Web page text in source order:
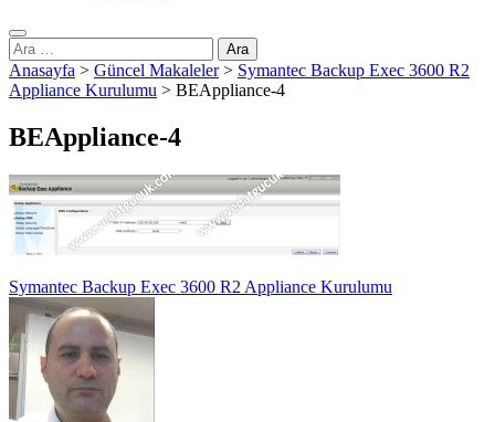
Arama:
Anasayfa > Güncel Makaleler> Symantec Backup Exec 3600 R2
Appliance Kurulumu > BEAppliance-4
BEAppliance-4
Yazı
gezinmesi
Symantec Backup Exec 3600 R2 Appliance Kurulumu